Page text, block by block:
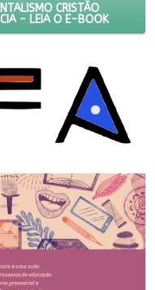
CRISTÃO
- LEIA O E-BOOK